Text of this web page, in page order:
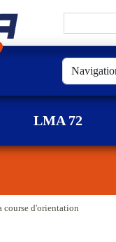
LMA 72
course d'orientation
cookies